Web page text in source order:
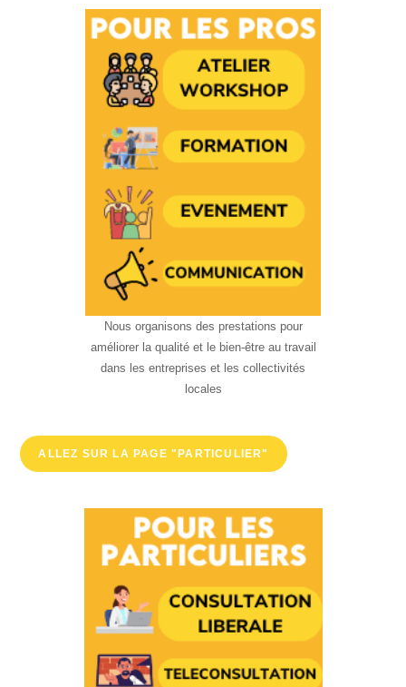
Nous organisons des prestations pour
améliorer la qualité et le bien-être au travail
dans les entreprises et les collectivités
locales
ALLEZ SUR LA PAGE "PARTICULIER"